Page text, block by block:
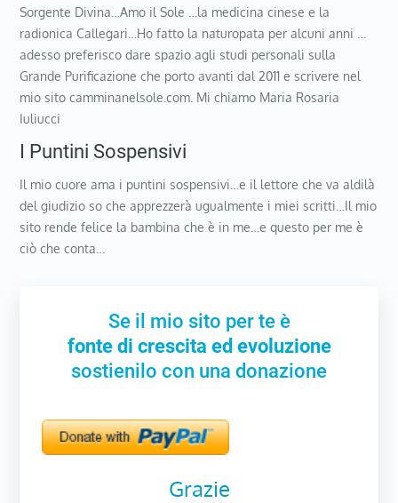
Sorgente Divina…Amo il Sole …la medicina cinese e la
radionica Callegari…Ho fatto la naturopata per alcuni anni …
adesso preferisco dare spazio agli studi personali sulla
Grande Purificazione che porto avanti dal 2011 e scrivere nel
mio sito camminanelsole.com. Mi chiamo Maria Rosaria
Iuliucci
I Puntini Sospensivi
Il mio cuore ama i puntini sospensivi…e il lettore che va aldilà
del giudizio so che apprezzerà ugualmente i miei scritti…Il mio
sito rende felice la bambina che è in me…e questo per me è
ciò che conta…
Se il mio sito per te è
fonte di crescita ed evoluzione
sostienilo con una donazione
Grazie